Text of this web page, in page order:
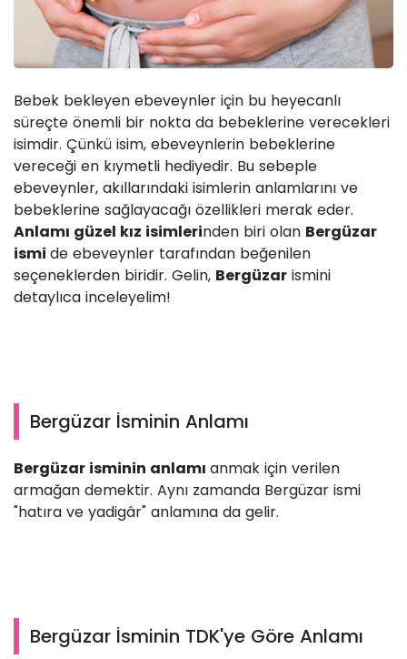
Bebek bekleyen ebeveynler için bu heyecanlı
süreçte önemli bir nokta da bebeklerine verecekleri
isimdir. Çünkü isim, ebeveynlerin bebeklerine
vereceği en kıymetli hediyedir. Bu sebeple
ebeveynler, akıllarındaki isimlerin anlamlarını ve
bebeklerine sağlayacağı özellikleri merak eder.
Anlamı güzel kız isimlerinden biri olan Bergüzar
ismi de ebeveynler tarafından beğenilen
seçeneklerden biridir. Gelin, Bergüzar ismini
detaylıca inceleyelim!
Bergüzar İsminin Anlamı
Bergüzar isminin anlamı anmak için verilen
armağan demektir. Aynı zamanda Bergüzar ismi
"hatıra ve yadigâr" anlamına da gelir.
Bergüzar İsminin TDK'ye Göre Anlamı